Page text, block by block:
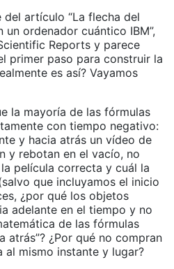
artículo “La flecha del
ordenador cuántico IBM”,
Reports y parece
primer paso para construir la
es así? Vayamos
la mayoría de las fórmulas
con tiempo negativo:
y hacia atrás un vídeo de
y rebotan en el vacío, no
película correcta y cuál la
que incluyamos el inicio
¿por qué los objetos
adelante en el tiempo y no
de las fórmulas
atrás”? ¿Por qué no compran
al mismo instante y lugar?